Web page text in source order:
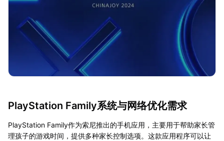
PlayStation Family系统与网络优化需求
PlayStation Family作为索尼推出的手机应用，主要用于帮助家长管
理孩子的游戏时间，提供多种家长控制选项。这款应用程序可以让